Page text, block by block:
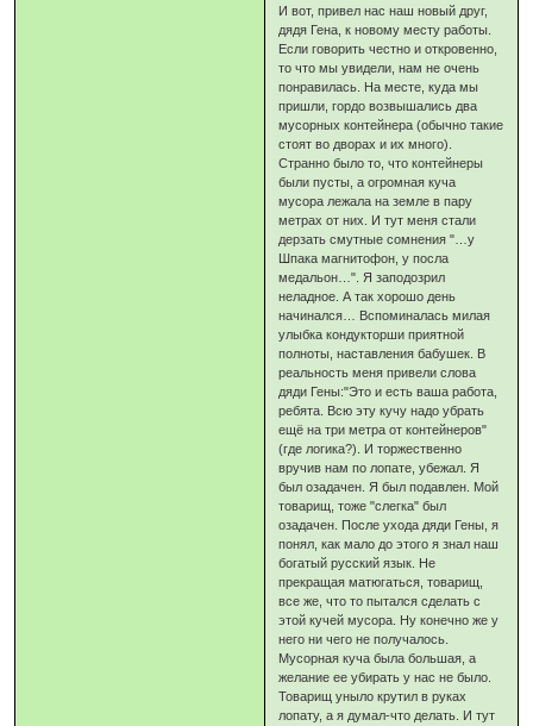
И вот, привел нас наш новый друг,
дядя Гена, к новому месту работы.
Если говорить честно и откровенно,
то что мы увидели, нам не очень
понравилась. На месте, куда мы
пришли, гордо возвышались два
мусорных контейнера (обычно такие
стоят во дворах и их много).
Странно было то, что контейнеры
были пусты, а огромная куча
мусора лежала на земле в пару
метрах от них. И тут меня стали
дерзать смутные сомнения "…у
Шпака магнитофон, у посла
медальон…". Я заподозрил
неладное. А так хорошо день
начинался… Вспоминалась милая
улыбка кондукторши приятной
полноты, наставления бабушек. В
реальность меня привели слова
дяди Гены:"Это и есть ваша работа,
ребята. Всю эту кучу надо убрать
ещё на три метра от контейнеров"
(где логика?). И торжественно
вручив нам по лопате, убежал. Я
был озадачен. Я был подавлен. Мой
товарищ, тоже "слегка" был
озадачен. После ухода дяди Гены, я
понял, как мало до этого я знал наш
богатый русский язык. Не
прекращая матюгаться, товарищ,
все же, что то пытался сделать с
этой кучей мусора. Ну конечно же у
него ни чего не получалось.
Мусорная куча была большая, а
желание ее убирать у нас не было.
Товарищ уныло крутил в руках
лопату, а я думал-что делать. И тут